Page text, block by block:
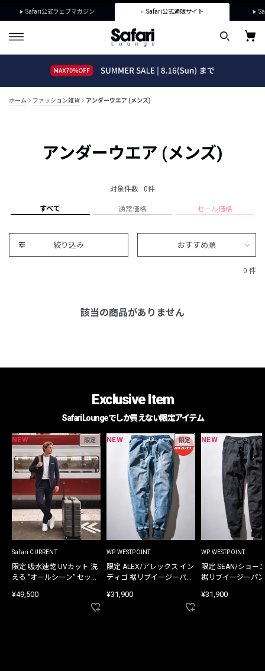
Safari公式ウェブマガジン Safari公式通販サイト
ホーム ファッション雑貨 アンダーウエア (メンズ)
アンダーウエア (メンズ)
対象件数 : 0件
すべて 通常価格 セール価格
絞り込み おすすめ順
0 件
該当の商品がありません
Exclusive Item
Safari Loungeでしか買えない限定アイテム
NEW 限定
Safari CURRENT
限定 吸水速乾 UVカット 洗
える "オールシーン" セット
¥49,500
NEW 限定
WP WESTPOINT
限定 ALEX/アレックス イン
ディゴ 裾リブイージーパン
¥31,900
NEW
WP WESTPOINT
限定 SEAN/ショー
裾リブイージーパ
¥31,900